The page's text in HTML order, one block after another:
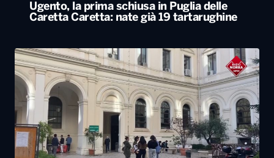
Ugento, la prima schiusa in Puglia delle
Caretta Caretta: nate già 19 tartarughine